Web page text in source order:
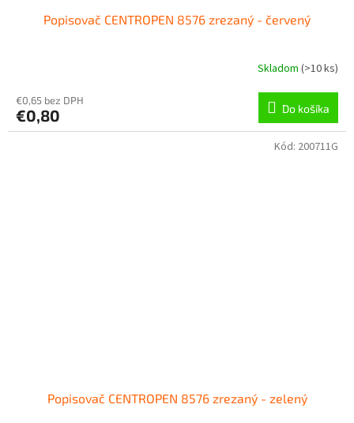
Popisovač CENTROPEN 8576 zrezaný - červený
Skladom (>10 ks)
€0,65 bez DPH
€0,80 Do košíka
Popisovač CENTROPEN 8576 zrezaný - zelený
Kód: 200711G